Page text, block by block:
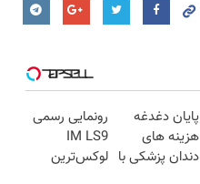
پایان دغدغه
هزینه های
دندان پزشکی با
رونمایی رسمی
IM LS9
لوکس‌ترین